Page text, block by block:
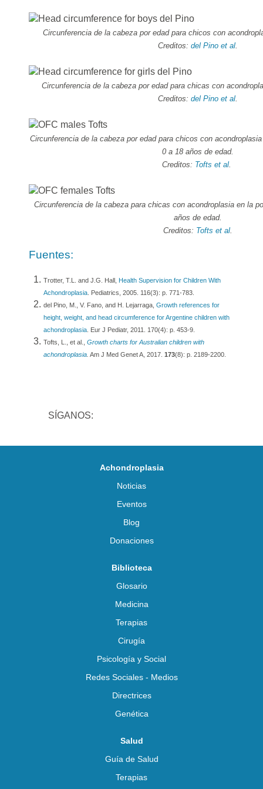
Circunferencia de la cabeza por edad para chicos con
Creditos: del Pino et al.
Circunferencia de la cabeza por edad para chicas con
Creditos: del Pino et al.
Circunferencia de la cabeza por edad para chicos con
0 a 18 años de edad.
Creditos: Tofts et al.
Circunferencia de la cabeza para chicas con acondroplasia en la
años de edad.
Creditos: Tofts et al.
Fuentes:
Trotter, T.L. and J.G. Hall,
Health Supervision for Children With
Achondroplasia . Pediatrics, 2005. 116(3): p. 771-783.
del Pino, M., V. Fano, and H. Lejarraga, Growth references for
height, weight, and head circumference for Argentine children with
achondroplasia . Eur J Pediatr, 2011. 170(4): p. 453-9.
Tofts, L., et al., Growth charts for Australian children with
achondroplasia Am J Med Genet A, 2017. 173(8): p. 2189-2200.
SÍGANOS:
Achondroplasia
Noticias
Eventos
Blog
Donaciones
Biblioteca
Glosario
Medicina
Terapias
Cirugía
Psicología y Social
Redes Sociales - Medios
Directrices
Genética
Salud
Guía de Salud
Terapias